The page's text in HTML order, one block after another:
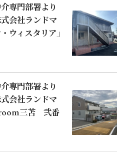
専門部署より
会社ランドマ
ウィスタリア」
専門部署より
会社ランドマ
三苫 弐番